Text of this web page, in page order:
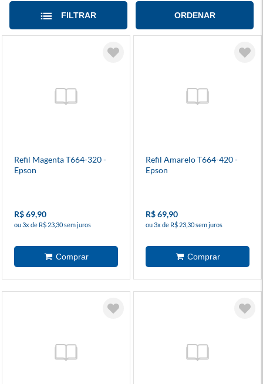
FILTRAR ORDENAR
Refil Magenta T664-320 -
Epson
R$ 69,90
ou 3x de R$ 23,30 sem juros
Refil Amarelo T664-420 -
Epson
R$ 69,90
ou 3x de R$ 23,30 sem juros